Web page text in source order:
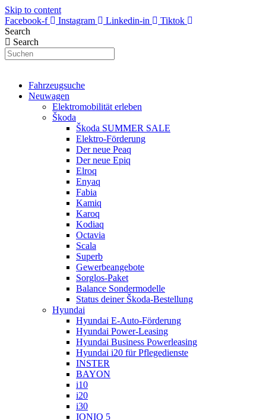
Skip to content
Facebook-f
Instagram Linkedin-in
Tiktok
Search
Search
Fahrzeugsuche
Neuwagen
Elektromobilität erleben
Škoda
Škoda SUMMER SALE
Elektro-Förderung
Der neue Peaq
Der neue Epiq
Elroq
Enyaq
Fabia
Kamiq
Karoq
Kodiaq
Octavia
Scala
Superb
Gewerbeangebote
Sorglos-Paket
Balance Sondermodelle
Status deiner Škoda-Bestellung
Hyundai
Hyundai E-Auto-Förderung
Hyundai Power-Leasing
Hyundai Business Powerleasing
Hyundai i20 für Pflegedienste
INSTER
BAYON
i10
i20
i30
IONIQ 5